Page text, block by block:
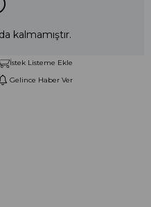
kalmamıştır.
İstek Listeme Ekle
Gelince Haber Ver